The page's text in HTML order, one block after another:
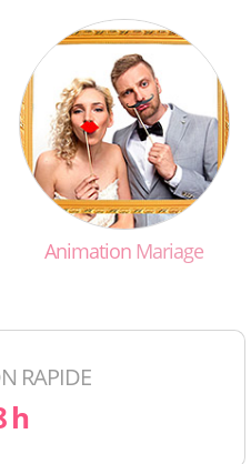
Animation Mariage
RAPIDE
h